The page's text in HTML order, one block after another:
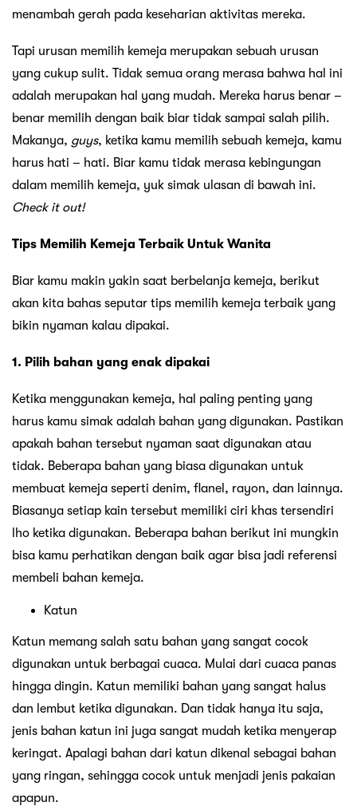
menambah gerah pada keseharian aktivitas mereka.
Tapi urusan memilih kemeja merupakan sebuah urusan
yang cukup sulit. Tidak semua orang merasa bahwa hal ini
adalah merupakan hal yang mudah. Mereka harus benar –
benar memilih dengan baik biar tidak sampai salah pilih.
Makanya, guys, ketika kamu memilih sebuah kemeja, kamu
harus hati – hati. Biar kamu tidak merasa kebingungan
dalam memilih kemeja, yuk simak ulasan di bawah ini.
Check it out!
Tips Memilih Kemeja Terbaik Untuk Wanita
Biar kamu makin yakin saat berbelanja kemeja, berikut
akan kita bahas seputar tips memilih kemeja terbaik yang
bikin nyaman kalau dipakai.
1. Pilih bahan yang enak dipakai
Ketika menggunakan kemeja, hal paling penting yang
harus kamu simak adalah bahan yang digunakan. Pastikan
apakah bahan tersebut nyaman saat digunakan atau
tidak. Beberapa bahan yang biasa digunakan untuk
membuat kemeja seperti denim, flanel, rayon, dan lainnya.
Biasanya setiap kain tersebut memiliki ciri khas tersendiri
lho ketika digunakan. Beberapa bahan berikut ini mungkin
bisa kamu perhatikan dengan baik agar bisa jadi referensi
membeli bahan kemeja.
Katun
Katun memang salah satu bahan yang sangat cocok
digunakan untuk berbagai cuaca. Mulai dari cuaca panas
hingga dingin. Katun memiliki bahan yang sangat halus
dan lembut ketika digunakan. Dan tidak hanya itu saja,
jenis bahan katun ini juga sangat mudah ketika menyerap
keringat. Apalagi bahan dari katun dikenal sebagai bahan
yang ringan, sehingga cocok untuk menjadi jenis pakaian
apapun.